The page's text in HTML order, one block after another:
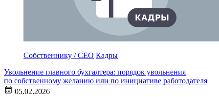
Собственнику / CEO Кадры
Увольнение главного бухгалтера: порядок увольнения
по собственному желанию или по инициативе работодателя
05.02.2026